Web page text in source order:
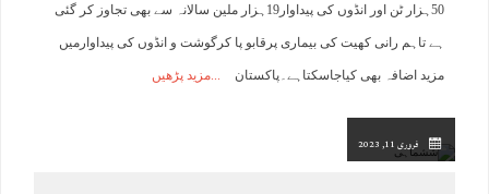
50ہزار ٹن اور انڈوں کی پیداوار19ہزار ملین سالانہ سے بھی تجاوز کر گئی
ہے تاہم رانی کھیت کی بیماری پرقابو پا کرگوشت و انڈوں کی پیداوارمیں
مزید اضافہ بھی کیاجاسکتاہے۔پاکستان مزید پڑھیں
فروری 11, 2023